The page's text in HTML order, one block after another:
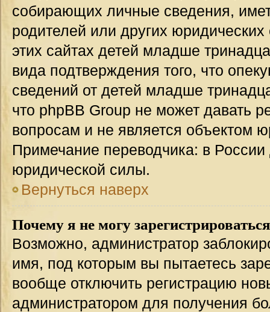
собирающих личные сведения,
родителей или других
этих сайтах детей младше
вида подтверждения того, что
сведений от детей младше
что phpBB Group не может давать
вопросам и не является объектом
Примечание переводчика: в
юридической силы.
Вернуться наверх
Почему я не могу
Возможно, администратор
имя, под которым вы пытаетесь
вообще отключить регистрацию
администратором для получения